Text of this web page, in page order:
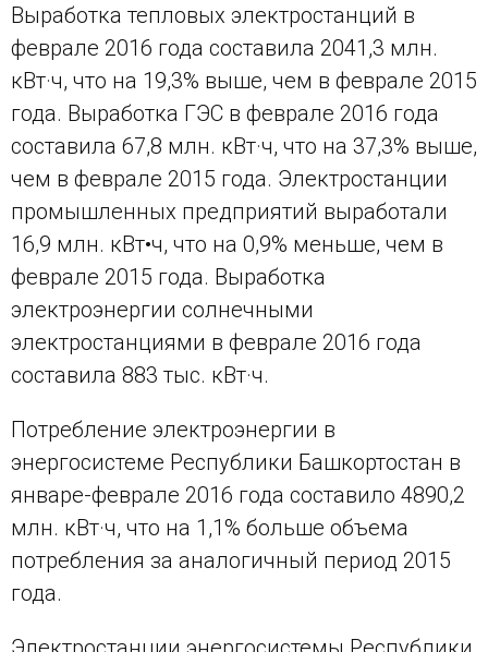
Выработка тепловых электростанций в
феврале 2016 года составила 2041,3 млн.
кВт·ч, что на 19,3% выше, чем в феврале 2015
года. Выработка ГЭС в феврале 2016 года
составила 67,8 млн. кВт·ч, что на 37,3% выше,
чем в феврале 2015 года. Электростанции
промышленных предприятий выработали
16,9 млн. кВт•ч, что на 0,9% меньше, чем в
феврале 2015 года. Выработка
электроэнергии солнечными
электростанциями в феврале 2016 года
составила 883 тыс. кВт·ч.
Потребление электроэнергии в
энергосистеме Республики Башкортостан в
январе-феврале 2016 года составило 4890,2
млн. кВт·ч, что на 1,1% больше объема
потребления за аналогичный период 2015
года.